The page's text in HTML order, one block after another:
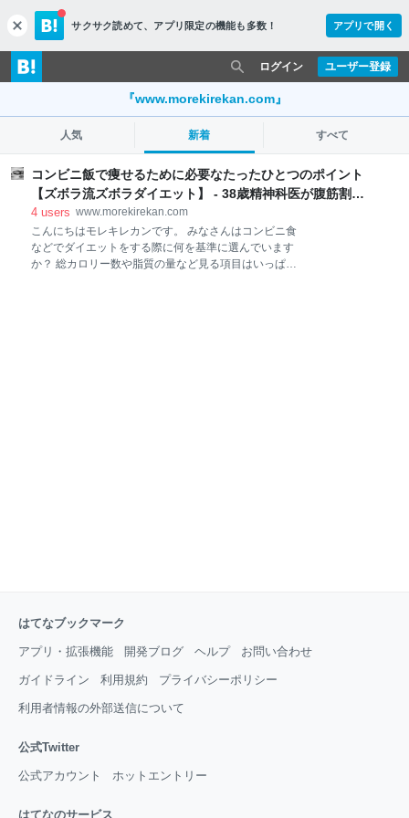
c
l
o
s
サクサク読めて、 アプリ限定の機能も多数！ アプリで開く
ユーザー登録
ログイン
『www.morekirekan.com』
人気 新着 すべて
コンビニ飯で痩せるために必要なたったひとつのポイント
【ズボラ流ズボラダイエット】 - 38歳精神科医が腹筋割る
ログ
4 users www.morekirekan.com
こんにちはモレキレカンです。 みなさんはコンビニ食
などでダイエットをする際に何を基準に選んでいます
か？ 総カロリー数や脂質の量など見る項目はいっぱい
はてなブックマーク
アプリ・拡張機能 開発ブログ ヘルプ お問い合わせ
ガイドライン 利用規約 プライバシーポリシー
利用者情報の外部送信について
公式Twitter
公式アカウント ホットエントリー
はてなのサービス